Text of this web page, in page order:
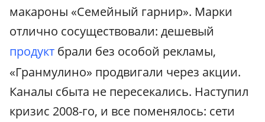
макароны «Семейный гарнир». Марки
отлично сосуществовали: дешевый
продукт брали без особой рекламы,
«Гранмулино» продвигали через акции.
Каналы сбыта не пересекались. Наступил
кризис 2008-го, и все поменялось: сети